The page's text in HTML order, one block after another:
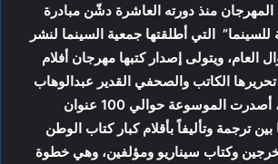
منذ دورته العاشرة دشّن مبادرة
التي أطلقتها جمعية السينما لنشر
العام، ويتولى إصدار كتبها مهرجان أفلام
الكاتب والصحفي القدير عبدالوهاب
العريض. ومنذ عامين، أصدرت الموسوعة حوالي 100 عنوان
ترجمة وتأليفاً بأقلام كبار كتاب الوطن
وكتاب سيناريو ومؤلفين، وهي خطوة